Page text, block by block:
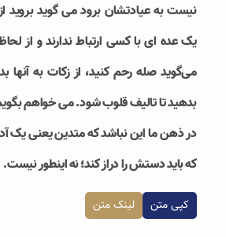
نیست به عیادتشان برود می گوید بروید
یک عده ای با کسی ارتباط ندارند و از
می‌گوید صله رحم کنید، از زکات به آنها
بدهید تا تالیف قلوب شود. می خواهم بگویم
در ذهن ما این نباشد که متدین یعنی یک
که باید دستش را دراز کند؛ نه اینطور نیست.
کپی متن لینک متن